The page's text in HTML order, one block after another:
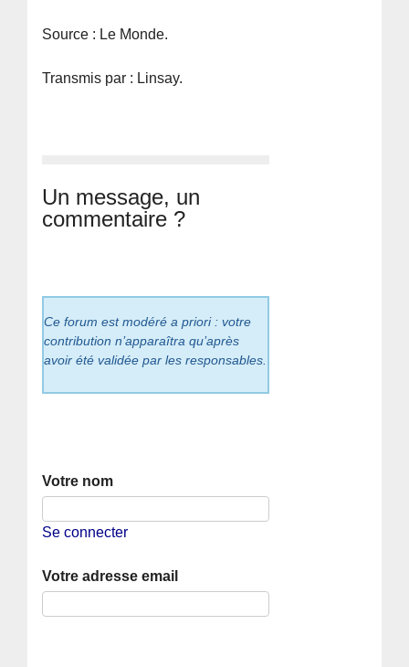
Source : Le Monde.
Transmis par : Linsay.
Un message, un
commentaire ?
Ce forum est modéré a priori : votre
contribution n’apparaîtra qu’après
avoir été validée par les responsables.
Votre nom
Se connecter
Votre adresse email